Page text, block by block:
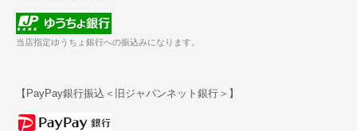
当店指定ゆうちょ銀行への振込みになります。
【PayPay銀行振込＜旧ジャパンネット銀行＞】